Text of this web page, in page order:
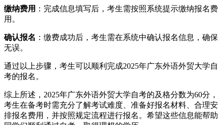
缴纳费用 ：完成信息填写后，考生需按照系统提示缴纳报名费
用。
确认报名 ：缴费成功后，考生需在系统中确认报名信息，确保
无误。
通过以上步骤，考生可以顺利完成2025年广东外语外贸大学自
考的报名。
综上所述，2025年广东外语外贸大学自考的及格分数为60分，
考生在备考时需充分了解考试难度、准备好报名材料、合理安
排报名费用，并按照规定流程进行报名。希望这些信息能帮助